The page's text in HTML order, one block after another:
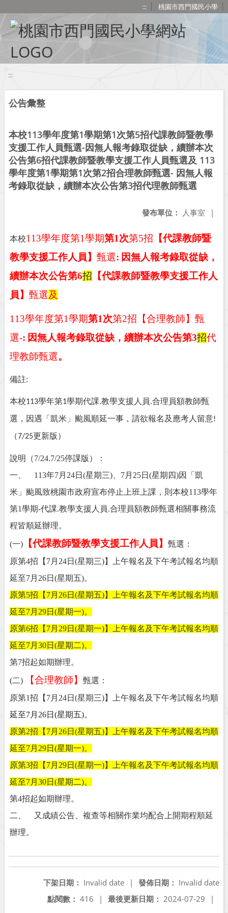
::: 桃園市西門國民小學
:::
公告彙整
本校113學年度第1學期第1次第5招代課教師暨教學
支援工作人員甄選-因無人報考錄取從缺，續辦本次
公告第6招代課教師暨教學支援工作人員甄選及 113
學年度第1學期第1次第2招合理教師甄選- 因無人報
考錄取從缺，續辦本次公告第3招代理教師甄選
發布單位： 人事室 |
本校113學年度第1學期第1次第5招 【代課教師暨
教學支援工作人員】 甄選: 因無人報考錄取從缺，
續辦本次公告第6招 【代課教師暨教學支援工作人
員】 甄選及
113學年度第1學期第1次第2招【合理教師】甄
選-: 因無人報考錄取從缺，續辦本次公告第3招代
理教師甄選。
備註:
本校113學年第1學期代課.教學支援人員.合理員額教師甄
選，因遇「 凱米」 颱風順延一事，請欲報名及應考人留意!
（7/25更新版）
說明（7/24.7/25停課版）：
一、 113年7月24日(星期三)、7月25日(星期四)因「凱
米」颱風致桃園市政府宣布停止上班上課，則本校113學年
第1學期-代課.教學支援人員.合理員額教師甄選相關事務流
程皆順延辦理。
(一) 【代課教師暨教學支援工作人員】
甄選：
原第4招【7月24日(星期三)】上午報名及下午考試報名均順
延至7月26日(星期五)。
原第5招【7月26日(星期五)】上午報名及下午考試報名均順
延至7月29日(星期一)。
原第6招【7月29日(星期一)】上午報名及下午考試報名均順
延至7月30日(星期二)。
第7招起如期辦理。
(二) 【合理教師】
甄選：
原第1招【7月24日(星期三)】上午報名及下午考試報名均順
延至7月26日(星期五)。
原第2招【7月26日(星期五)】上午報名及下午考試報名均順
延至7月29日(星期一)。
原第3招【7月29日(星期一)】上午報名及下午考試報名均順
延至7月30日(星期二)。
第4招起如期辦理。
二、 又成績公告、複查等相關作業均配合上開期程順延
辦理。
發佈日期： Invalid date
下架日期： Invalid date
|
最後更新日期： 2024-07-29 |
點閱數： 416 |